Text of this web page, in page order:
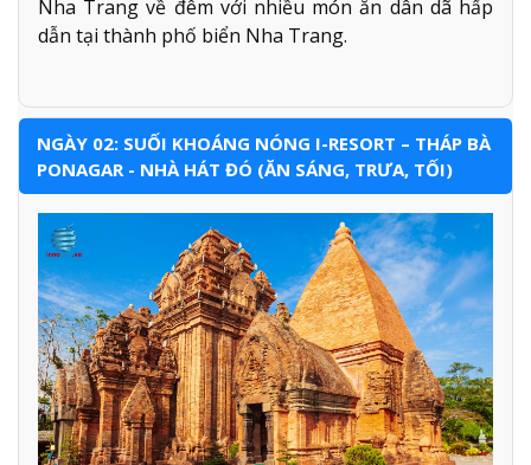
Nha Trang về đêm với nhiều món ăn dân dã hấp
dẫn tại thành phố biển Nha Trang.
NGÀY 02: SUỐI KHOÁNG NÓNG I-RESORT – THÁP BÀ
PONAGAR - NHÀ HÁT ĐÓ (ĂN SÁNG, TRƯA, TỐI)